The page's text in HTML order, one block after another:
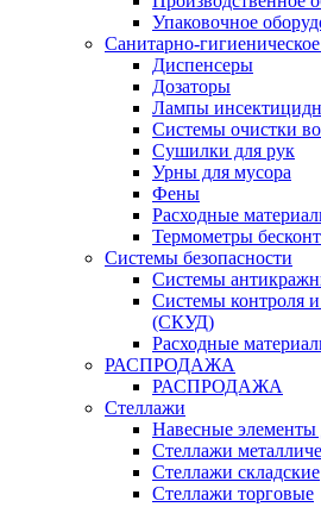
Упаковочное
Санитарно-
Диспенсеры
Дозаторы
Лампы
Системы очистки
Сушилки для рук
Урны для мусора
Фены
Расходные
Термометры
Системы безопасности
Системы
Системы контроля
(СКУД)
Расходные
РАСПРОДАЖА
РАСПРОДАЖА
Стеллажи
Навесные элементы
Стеллажи
Стеллажи складские
Стеллажи торговые